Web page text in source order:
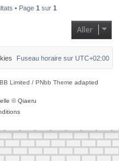
• Page 1 sur 1
Aller
Fuseau horaire sur UTC+02:00
Limited / PNbb Theme adapted
©Qiaeru